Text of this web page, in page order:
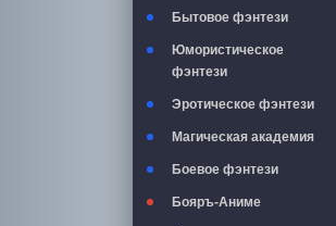
Бытовое фэнтези
Юмористическое
фэнтези
Эротическое фэнтези
Магическая академия
Боевое фэнтези
Бояръ-Аниме